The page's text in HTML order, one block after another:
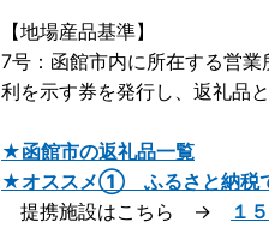
【地場産品基準】
7号：函館市内に所在する営
利を示す券を発行し、返礼品と
★函館市の返礼品一覧
★オススメ① ふるさと納税で
提携施設はこちら →
１